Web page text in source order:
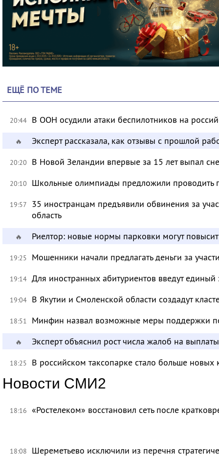
ЕЩЁ ПО ТЕМЕ
20:44 В ООН осудили атаки беспилотников на
🔥 Эксперт рассказала, как отзывы с прошлой
20:20 В Новой Зеландии впервые за 15 лет выпал
20:10 Школьные олимпиады предложили проводить
19:57
35 иностранцам предъявили обвинения за
область
🔥 Риелтор: новые нормы парковки могут
19:25 Мошенники начали предлагать деньги за
19:14 Для иностранных абитуриентов введут
19:04 В Якутии и Смоленской области создадут
18:51 Минфин назвал возможные меры поддержки
🔥 Эксперт объяснил рост числа жалоб на
18:25 В российском таксопарке стало больше новых
Новости СМИ2
18:16 «Ростелеком» восстановил сеть после
18:08 Шереметьево исключили из перечня